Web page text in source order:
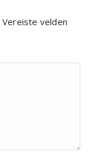
Vereiste velden